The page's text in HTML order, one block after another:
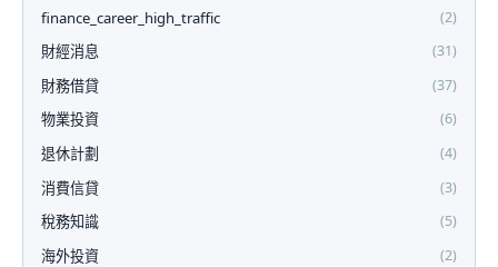
finance_career_high_traffic (2)
財經消息 (31)
財務借貸 (37)
物業投資 (6)
退休計劃 (4)
消費信貸 (3)
稅務知識 (5)
海外投資 (2)